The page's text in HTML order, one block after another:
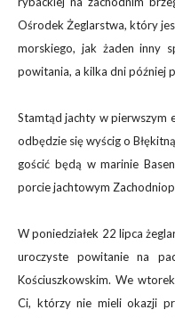
Ośrodek Żeglarstwa, który
morskiego, jak żaden inny
powitania, a kilka dni później
Stamtąd jachty w pierwszym
odbędzie się wyścig o
gościć będą w marinie
porcie jachtowym
W poniedziałek 22 lipca
uroczyste powitanie na
Kościuszkowskim. We
Ci, którzy nie mieli okazji